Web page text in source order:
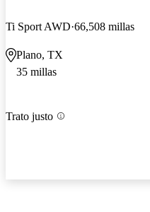
Ti Sport AWD 66,508 millas
Plano, TX
35 millas
Trato justo